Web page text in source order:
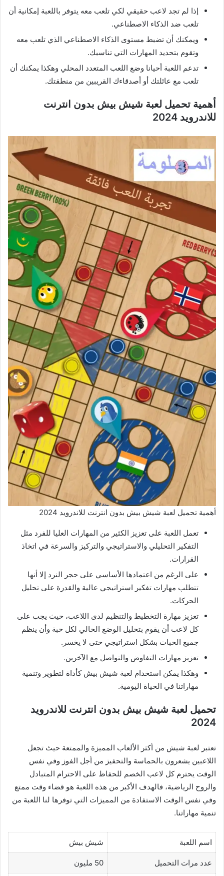
إذا لم تجد لاعب حقيقي لكي تلعب معه يتوفر باللعبة إمكانية أن
تلعب ضد الذكاء الاصطناعي.
ويمكنك أن تضبط مستوى الذكاء الاصطناعي الذي تلعب معه
وتقوم بتحديد المهارات التي تناسبك.
تدعم اللعبة أحيانا وضع اللعب المتعدد المحلي وهكذا يمكنك أن
تلعب مع عائلتك أو أصدقاءك القريبين من منطقتك.
أهمية تحميل لعبة شيش بيش بدون انترنت
للاندرويد 2024
أهمية تحميل لعبة شيش بيش بدون انترنت للاندرويد 2024
تعمل اللعبة على تعزيز الكثير من المهارات العليا للفرد مثل
التفكير التحليلي والاستراتيجي والتركيز والسرعة في اتخاذ
القرارات.
على الرغم من اعتمادها الأساسي على حجر النرد إلا أنها
تتطلب مهارات تفكير استراتيجي عالية والقدرة على تحليل
الحركات.
تعزيز مهارة التخطيط والتنظيم لدى اللاعب، حيث يجب على
كل لاعب أن يقوم بتحليل الوضع الحالي لكل حبة وأن ينظم
جميع الحبات بشكل استراتيجي حتى لا يخسر.
تعزيز مهارات التفاوض والتواصل مع الآخرين.
وهكذا يمكن استخدام لعبة شيش بيش كأداة لتطوير وتنمية
مهاراتنا في الحياة اليومية.
تحميل لعبة شيش بيش بدون انترنت للاندرويد
2024
تعتبر لعبة شيش من أكثر الألعاب المميزة والممتعة حيث تجعل
اللاعبين يشعرون بالحماسة والتحفيز من أجل الفوز وفي نفس
الوقت يحترم كل لاعب الخصم للحفاظ على الاحترام المتبادل
والروح الرياضية، فالهدف الأكبر من هذه اللعبة هو قضاء وقت ممتع
وفي نفس الوقت الاستفادة من المميزات التي توفرها لنا اللعبة من
تنمية مهاراتنا.
اسم اللعبة شيش بيش
عدد مرات التحميل 50 مليون